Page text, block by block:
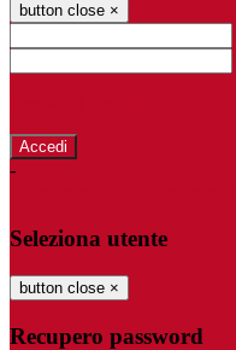
button close ×
-
Seleziona utente
button close ×
Recupero password